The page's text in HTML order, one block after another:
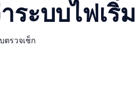
ะบบไฟเริ่
ตรวจเช็ก